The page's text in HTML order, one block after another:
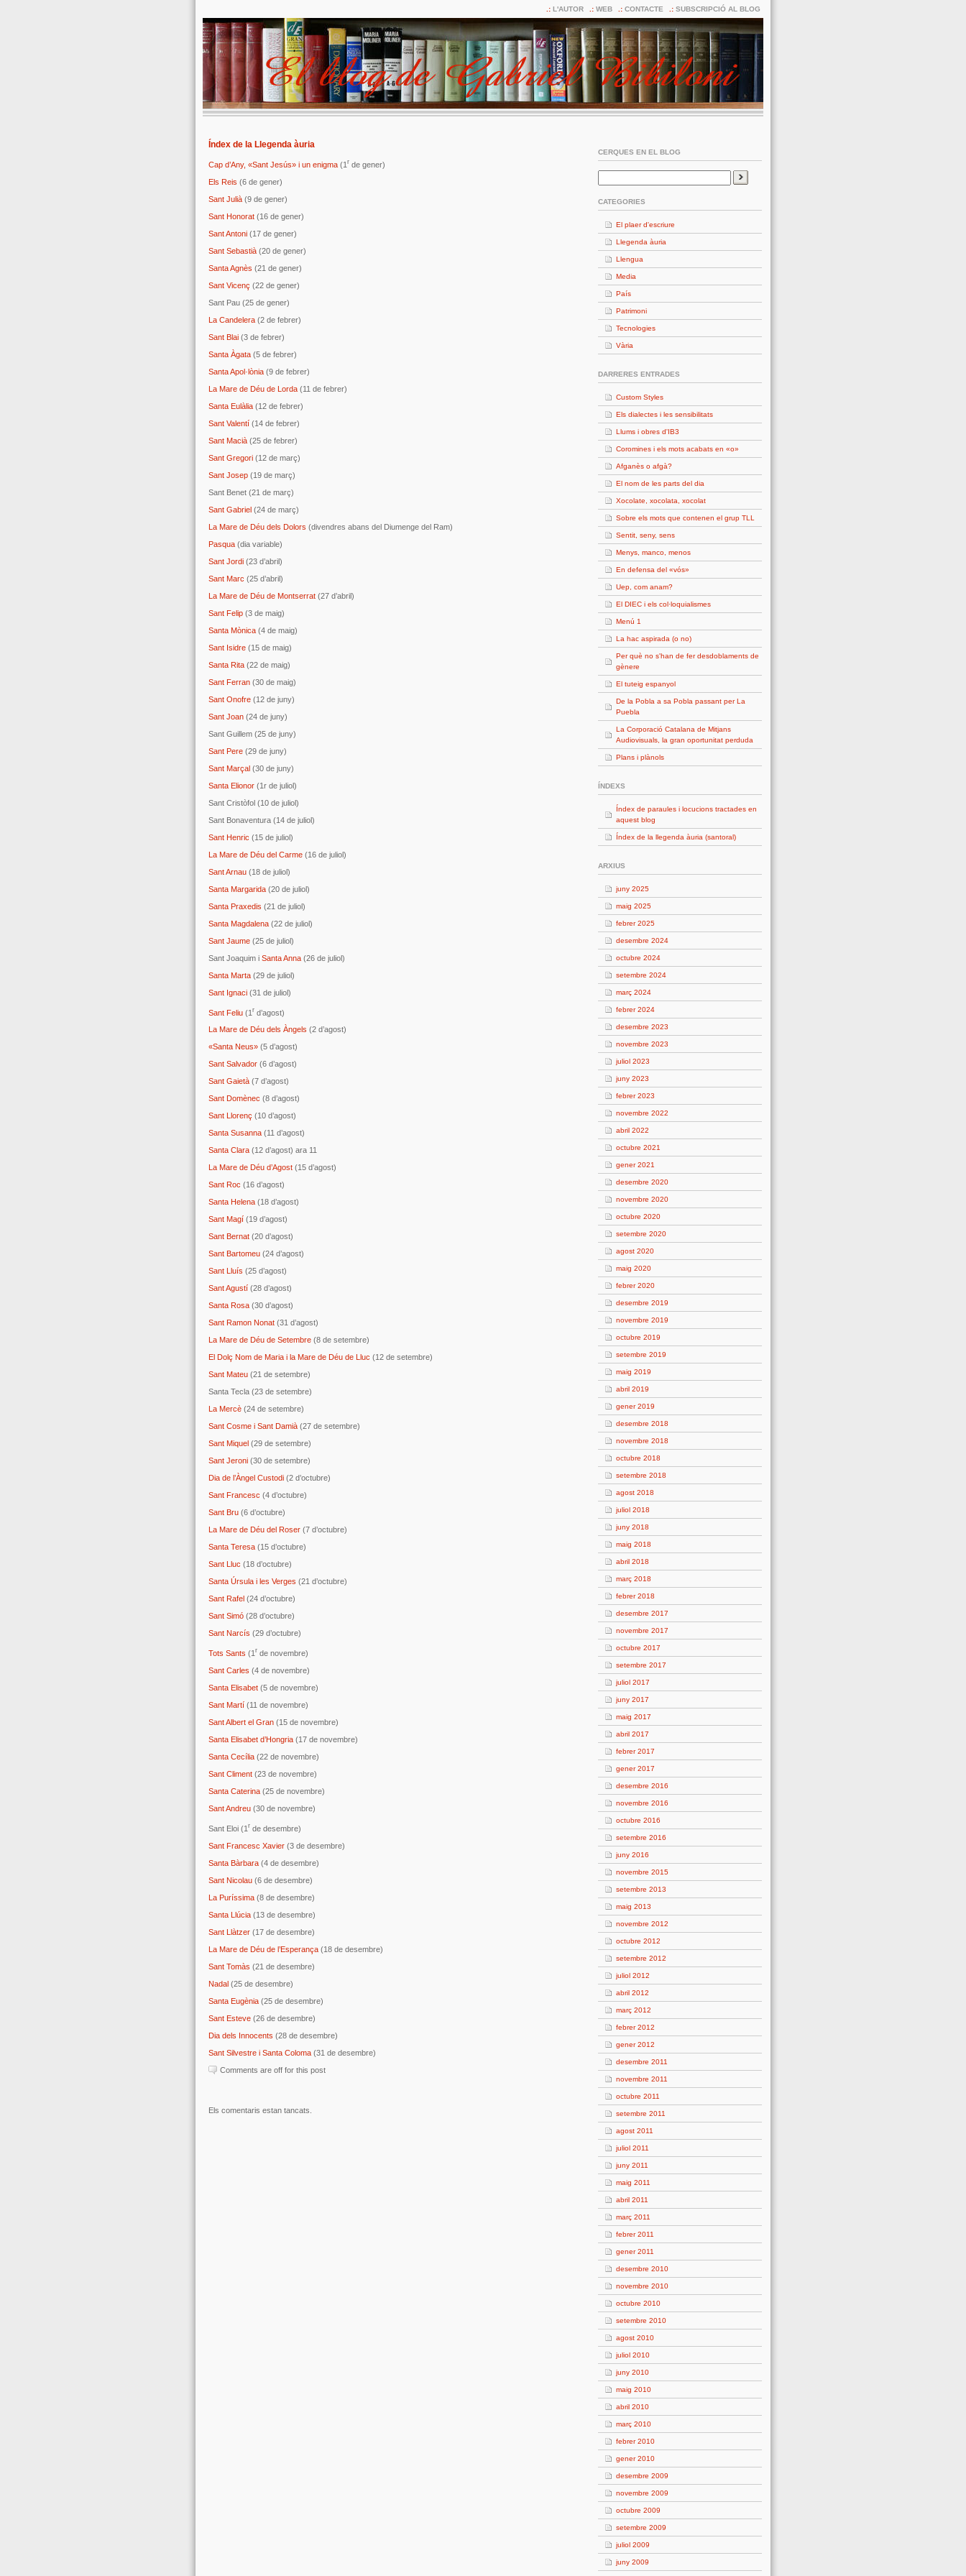
SUBSCRIPCIÓ AL BLOG
CONTACTE
WEB
L'AUTOR
Índex de la Llegenda àuria
Cap d’Any, «Sant Jesús» i un enigma (1 r de gener)
Els Reis (6 de gener)
Sant Julià (9 de gener)
Sant Honorat (16 de gener)
Sant Antoni (17 de gener)
Sant Sebastià (20 de gener)
Santa Agnès (21 de gener)
Sant Vicenç (22 de gener)
Sant Pau (25 de gener)
La Candelera (2 de febrer)
Sant Blai (3 de febrer)
Santa Àgata (5 de febrer)
Santa Apol·lònia (9 de febrer)
La Mare de Déu de Lorda (11 de febrer)
Santa Eulàlia (12 de febrer)
Sant Valentí (14 de febrer)
Sant Macià (25 de febrer)
Sant Gregori (12 de març)
Sant Josep (19 de març)
Sant Benet (21 de març)
Sant Gabriel (24 de març)
La Mare de Déu dels Dolors (divendres abans del Diumenge del Ram)
Pasqua (dia variable)
Sant Jordi (23 d’abril)
Sant Marc (25 d’abril)
La Mare de Déu de Montserrat (27 d’abril)
Sant Felip (3 de maig)
Santa Mònica (4 de maig)
Sant Isidre (15 de maig)
Santa Rita (22 de maig)
Sant Ferran (30 de maig)
Sant Onofre (12 de juny)
Sant Joan (24 de juny)
Sant Guillem (25 de juny)
Sant Pere (29 de juny)
Sant Marçal (30 de juny)
Santa Elionor (1r de juliol)
Sant Cristòfol (10 de juliol)
Sant Bonaventura (14 de juliol)
Sant Henric (15 de juliol)
La Mare de Déu del Carme (16 de juliol)
Sant Arnau (18 de juliol)
Santa Margarida (20 de juliol)
Santa Praxedis (21 de juliol)
Santa Magdalena (22 de juliol)
Sant Jaume (25 de juliol)
Sant Joaquim i Santa Anna (26 de juliol)
Santa Marta (29 de juliol)
Sant Ignaci (31 de juliol)
Sant Feliu (1 r d’agost)
La Mare de Déu dels Àngels (2 d’agost)
«Santa Neus» (5 d’agost)
Sant Salvador (6 d’agost)
Sant Gaietà (7 d’agost)
Sant Domènec (8 d’agost)
Sant Llorenç (10 d’agost)
Santa Susanna (11 d’agost)
Santa Clara (12 d’agost) ara 11
La Mare de Déu d’Agost (15 d’agost)
Sant Roc (16 d’agost)
Santa Helena (18 d’agost)
Sant Magí (19 d’agost)
Sant Bernat (20 d’agost)
Sant Bartomeu (24 d’agost)
Sant Lluís (25 d’agost)
Sant Agustí (28 d’agost)
Santa Rosa (30 d’agost)
Sant Ramon Nonat (31 d’agost)
La Mare de Déu de Setembre (8 de setembre)
El Dolç Nom de Maria i la Mare de Déu de Lluc (12 de setembre)
Sant Mateu (21 de setembre)
Santa Tecla (23 de setembre)
La Mercè (24 de setembre)
Sant Cosme i Sant Damià (27 de setembre)
Sant Miquel (29 de setembre)
Sant Jeroni (30 de setembre)
Dia de l’Àngel Custodi (2 d’octubre)
Sant Francesc (4 d’octubre)
Sant Bru (6 d’octubre)
La Mare de Déu del Roser (7 d’octubre)
Santa Teresa (15 d’octubre)
Sant Lluc (18 d’octubre)
Santa Úrsula i les Verges (21 d’octubre)
Sant Rafel (24 d’octubre)
Sant Simó (28 d’octubre)
Sant Narcís (29 d’octubre)
Tots Sants (1 r de novembre)
Sant Carles (4 de novembre)
Santa Elisabet (5 de novembre)
Sant Martí (11 de novembre)
Sant Albert el Gran (15 de novembre)
Santa Elisabet d’Hongria (17 de novembre)
Santa Cecília (22 de novembre)
Sant Climent (23 de novembre)
Santa Caterina (25 de novembre)
Sant Andreu (30 de novembre)
Sant Eloi (1 r de desembre)
Sant Francesc Xavier (3 de desembre)
Santa Bàrbara (4 de desembre)
Sant Nicolau (6 de desembre)
La Puríssima (8 de desembre)
Santa Llúcia (13 de desembre)
Sant Llàtzer (17 de desembre)
La Mare de Déu de l’Esperança (18 de desembre)
Sant Tomàs (21 de desembre)
Nadal (25 de desembre)
Santa Eugènia (25 de desembre)
Sant Esteve (26 de desembre)
Dia dels Innocents (28 de desembre)
Sant Silvestre i Santa Coloma (31 de desembre)
Comments are off for this post
Els comentaris estan tancats.
CERQUES EN EL BLOG
CATEGORIES
El plaer d'escriure
Llegenda àuria
Llengua
Media
País
Patrimoni
Tecnologies
Vària
DARRERES ENTRADES
Custom Styles
Els dialectes i les sensibilitats
Llums i obres d'IB3
Coromines i els mots acabats en «o»
Afganès o afgà?
El nom de les parts del dia
Xocolate, xocolata, xocolat
Sobre els mots que contenen el grup TLL
Sentit, seny, sens
Menys, manco, menos
En defensa del «vós»
Uep, com anam?
El DIEC i els col·loquialismes
Menú 1
La hac aspirada (o no)
Per què no s'han de fer desdoblaments de
gènere
El tuteig espanyol
De la Pobla a sa Pobla passant per La
Puebla
La Corporació Catalana de Mitjans
Audiovisuals, la gran oportunitat perduda
Plans i plànols
ÍNDEXS
Índex de paraules i locucions tractades en
aquest blog
Índex de la llegenda àuria (santoral)
ARXIUS
juny 2025
maig 2025
febrer 2025
desembre 2024
octubre 2024
setembre 2024
març 2024
febrer 2024
desembre 2023
novembre 2023
juliol 2023
juny 2023
febrer 2023
novembre 2022
abril 2022
octubre 2021
gener 2021
desembre 2020
novembre 2020
octubre 2020
setembre 2020
agost 2020
maig 2020
febrer 2020
desembre 2019
novembre 2019
octubre 2019
setembre 2019
maig 2019
abril 2019
gener 2019
desembre 2018
novembre 2018
octubre 2018
setembre 2018
agost 2018
juliol 2018
juny 2018
maig 2018
abril 2018
març 2018
febrer 2018
desembre 2017
novembre 2017
octubre 2017
setembre 2017
juliol 2017
juny 2017
maig 2017
abril 2017
febrer 2017
gener 2017
desembre 2016
novembre 2016
octubre 2016
setembre 2016
juny 2016
novembre 2015
setembre 2013
maig 2013
novembre 2012
octubre 2012
setembre 2012
juliol 2012
abril 2012
març 2012
febrer 2012
gener 2012
desembre 2011
novembre 2011
octubre 2011
setembre 2011
agost 2011
juliol 2011
juny 2011
maig 2011
abril 2011
març 2011
febrer 2011
gener 2011
desembre 2010
novembre 2010
octubre 2010
setembre 2010
agost 2010
juliol 2010
juny 2010
maig 2010
abril 2010
març 2010
febrer 2010
gener 2010
desembre 2009
novembre 2009
octubre 2009
setembre 2009
juliol 2009
juny 2009